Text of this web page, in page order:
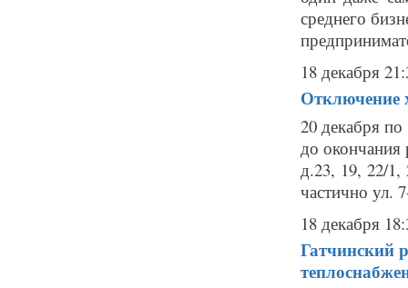
среднего
18 декабря
Отключение
20 декабря
до
д.23, 19, 22/
частично ул.
18 декабря
Гатчинский